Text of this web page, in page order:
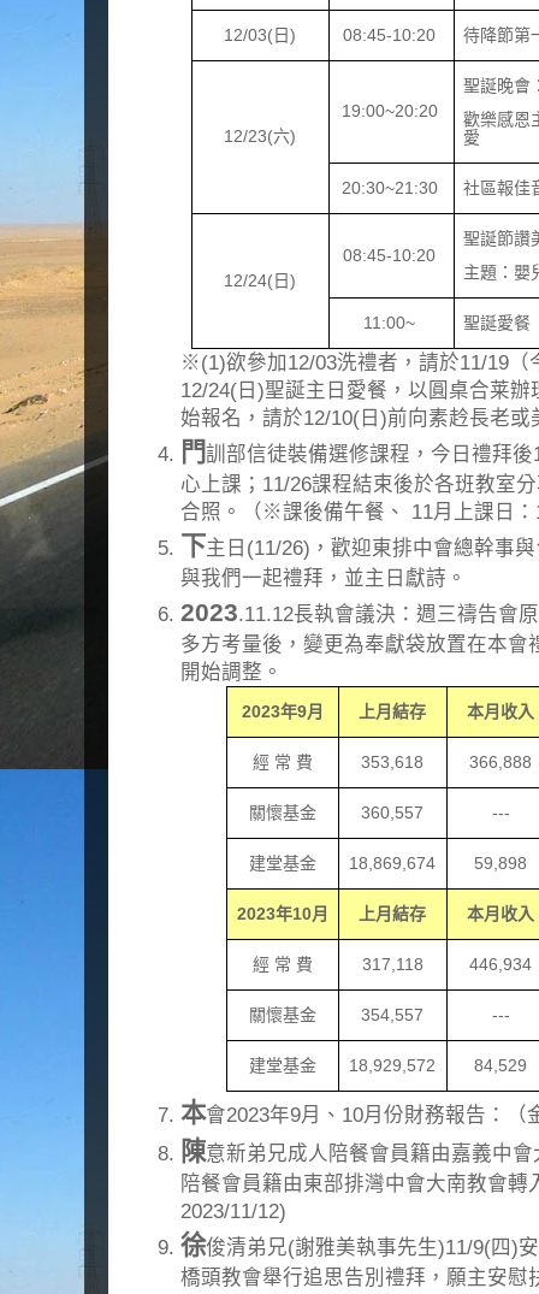
12/03(日) 08:45-10:20 待降節第
12/23(六)
19:00~20:20
聖誕晚會
歡樂感恩
愛
20:30~21:30 社區報佳
12/24(日)
08:45-10:20
聖誕節讚
主題：嬰
11:00~ 聖誕愛餐
※(1)欲參加12/03洗禮者，請於11/19（
12/24(日)聖誕主日愛餐，以圓桌合莱
始報名，請於12/10(日)前向素赺長老或
門訓部信徒裝備選修課程，今日禮拜
心上課；11/26課程結束後於各班教室
合照。（※課後備午餐、 11月上課日：
下主日(11/26)，歡迎東排中會總幹事
與我們一起禮拜，並主日獻詩。
2023.11.12長執會議決：週三禱告會
多方考量後，變更為奉獻袋放置在本
開始調整。
2023年9月 上月結存 本月收入
經 常 費 353,618 366,888
關懷基金 360,557 ---
建堂基金 18,869,674 59,898
2023年10月 上月結存 本月收入
經 常 費 317,118 446,934
關懷基金 354,557 ---
建堂基金 18,929,572 84,529
本會2023年9月、10月份財務報告：（
陳意新弟兄成人陪餐會員籍由嘉義中
陪餐會員籍由東部排灣中會大南教會轉
2023/11/12)
徐俊清弟兄(謝雅美執事先生)11/9(四)
橋頭教會舉行追思告別禮拜，願主安慰